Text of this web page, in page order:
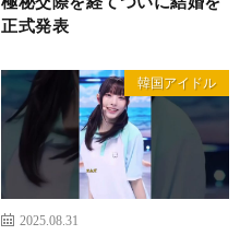
正式発表
韓国アイドル
2025.08.31